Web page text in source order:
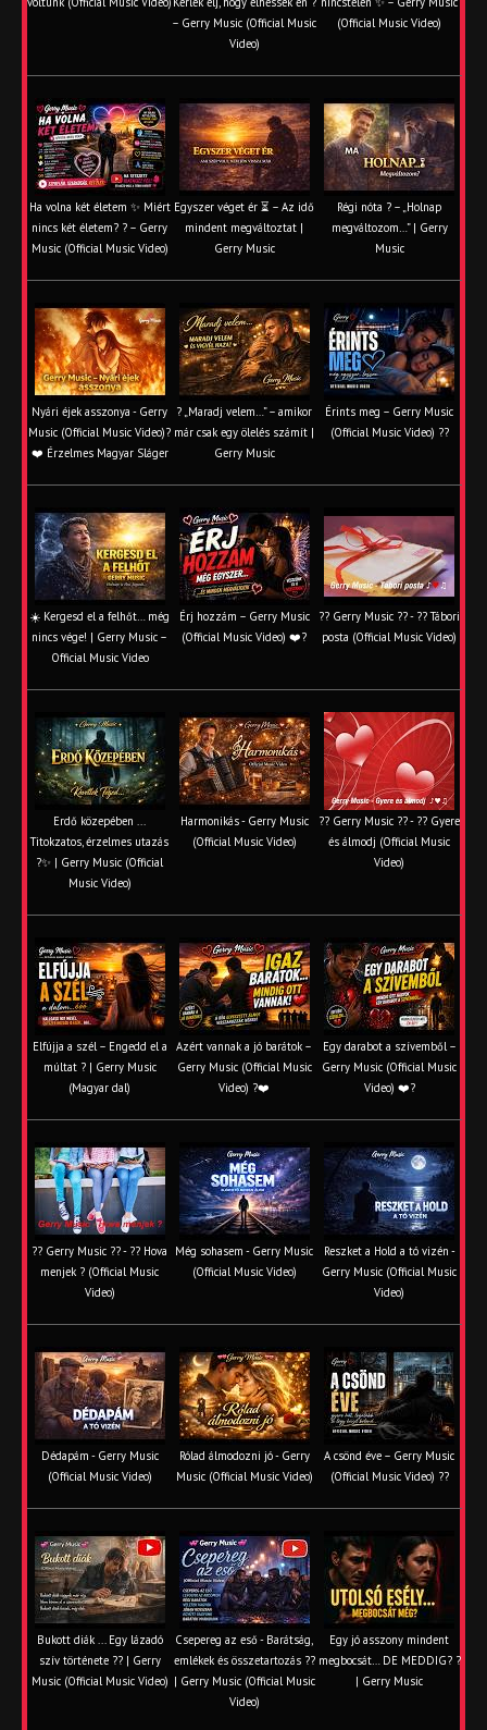
– Gerry Music (Official Music
Video)
(Official Music Video)
Ha volna két életem ✨ Miért
nincs két életem? ? – Gerry
Music (Official Music Video)
Egyszer véget ér ⏳ – Az idő
mindent megváltoztat |
Gerry Music
Régi nóta ? – „Holnap
megváltozom…” | Gerry
Music
Nyári éjek asszonya - Gerry
Music (Official Music Video)?
❤️ Érzelmes Magyar Sláger
? „Maradj velem…” – amikor
már csak egy ölelés számít |
Gerry Music
Érints meg – Gerry Music
(Official Music Video) ??
☀️ Kergesd el a felhőt… még
nincs vége! | Gerry Music –
Official Music Video
Érj hozzám – Gerry Music
(Official Music Video) ❤️?
?? Gerry Music ?? - ?? Tábori
posta (Official Music Video)
Erdő közepében ...
Titokzatos, érzelmes utazás
?✨ | Gerry Music (Official
Music Video)
Harmonikás - Gerry Music
(Official Music Video)
?? Gerry Music ?? - ?? Gyere
és álmodj (Official Music
Video)
Elfújja a szél – Engedd el a
múltat ? | Gerry Music
(Magyar dal)
Azért vannak a jó barátok –
Gerry Music (Official Music
Video) ?❤️
Egy darabot a szívemből –
Gerry Music (Official Music
Video) ❤️?
?? Gerry Music ?? - ?? Hova
menjek ? (Official Music
Video)
Még sohasem - Gerry Music
(Official Music Video)
Reszket a Hold a tó vizén -
Gerry Music (Official Music
Video)
Dédapám - Gerry Music
(Official Music Video)
Rólad álmodozni jó - Gerry
Music (Official Music Video)
A csönd éve – Gerry Music
(Official Music Video) ??
Bukott diák ... Egy lázadó
szív története ?? | Gerry
Music (Official Music Video)
Csepereg az eső - Barátság,
emlékek és összetartozás ?️?
| Gerry Music (Official Music
Video)
Egy jó asszony mindent
megbocsát… DE MEDDIG? ?
| Gerry Music